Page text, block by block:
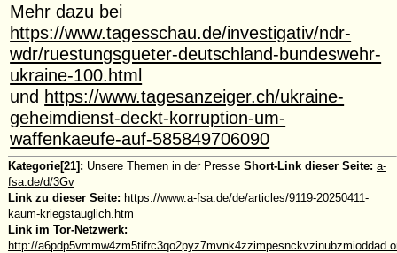
Mehr dazu bei
https://www.tagesschau.de/investigativ/ndr-
wdr/ruestungsgueter-deutschland-bundeswehr-
ukraine-100.html
und https://www.tagesanzeiger.ch/ukraine-
geheimdienst-deckt-korruption-um-
waffenkaeufe-auf-585849706090
Kategorie[21]: Unsere Themen in der Presse Short-Link dieser Seite: a-
fsa.de/d/3Gv
Link zu dieser Seite: https://www.a-fsa.de/de/articles/9119-20250411-
kaum-kriegstauglich.htm
Link im Tor-Netzwerk:
http://